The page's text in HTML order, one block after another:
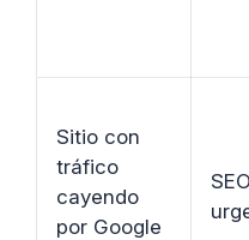
Sitio con
tráfico
cayendo
por Google